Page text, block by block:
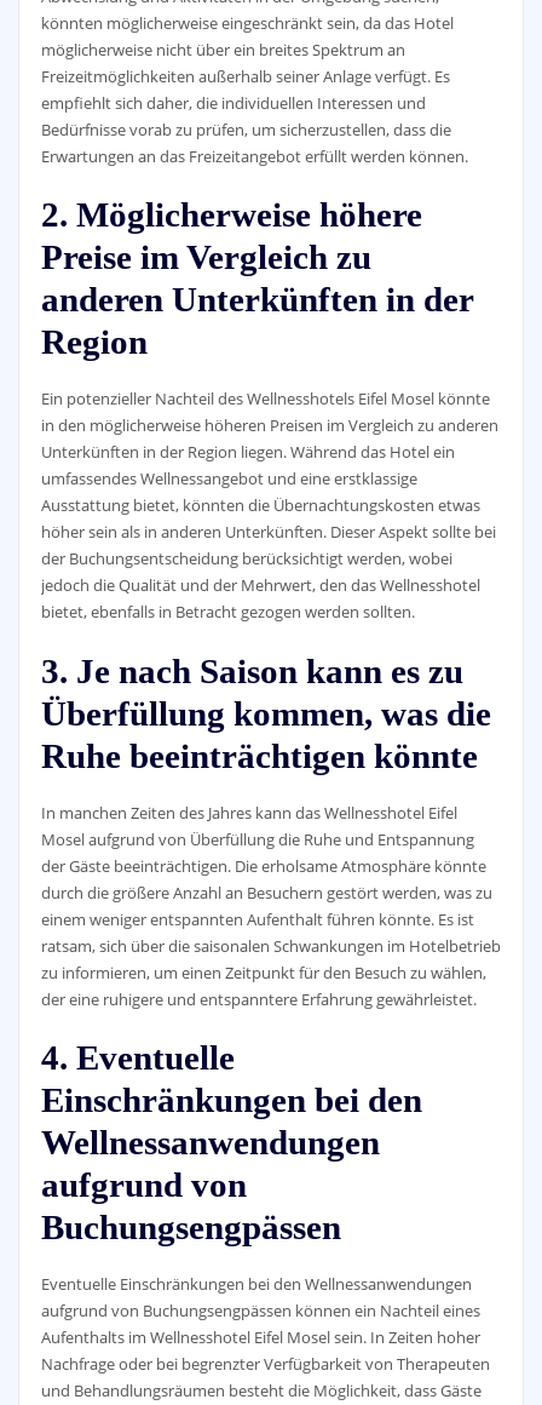
könnten möglicherweise eingeschränkt sein, da das Hotel
möglicherweise nicht über ein breites Spektrum an
Freizeitmöglichkeiten außerhalb seiner Anlage verfügt. Es
empfiehlt sich daher, die individuellen Interessen und
Bedürfnisse vorab zu prüfen, um sicherzustellen, dass die
Erwartungen an das Freizeitangebot erfüllt werden können.
2. Möglicherweise höhere
Preise im Vergleich zu
anderen Unterkünften in der
Region
Ein potenzieller Nachteil des Wellnesshotels Eifel Mosel könnte
in den möglicherweise höheren Preisen im Vergleich zu anderen
Unterkünften in der Region liegen. Während das Hotel ein
umfassendes Wellnessangebot und eine erstklassige
Ausstattung bietet, könnten die Übernachtungskosten etwas
höher sein als in anderen Unterkünften. Dieser Aspekt sollte bei
der Buchungsentscheidung berücksichtigt werden, wobei
jedoch die Qualität und der Mehrwert, den das Wellnesshotel
bietet, ebenfalls in Betracht gezogen werden sollten.
3. Je nach Saison kann es zu
Überfüllung kommen, was die
Ruhe beeinträchtigen könnte
In manchen Zeiten des Jahres kann das Wellnesshotel Eifel
Mosel aufgrund von Überfüllung die Ruhe und Entspannung
der Gäste beeinträchtigen. Die erholsame Atmosphäre könnte
durch die größere Anzahl an Besuchern gestört werden, was zu
einem weniger entspannten Aufenthalt führen könnte. Es ist
ratsam, sich über die saisonalen Schwankungen im Hotelbetrieb
zu informieren, um einen Zeitpunkt für den Besuch zu wählen,
der eine ruhigere und entspanntere Erfahrung gewährleistet.
4. Eventuelle
Einschränkungen bei den
Wellnessanwendungen
aufgrund von
Buchungsengpässen
Eventuelle Einschränkungen bei den Wellnessanwendungen
aufgrund von Buchungsengpässen können ein Nachteil eines
Aufenthalts im Wellnesshotel Eifel Mosel sein. In Zeiten hoher
Nachfrage oder bei begrenzter Verfügbarkeit von Therapeuten
und Behandlungsräumen besteht die Möglichkeit, dass Gäste